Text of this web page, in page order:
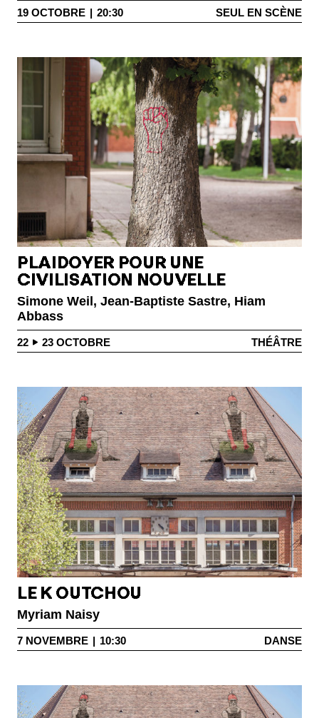
19 OCTOBRE | 20:30 SEUL EN SCÈNE
PLAIDOYER POUR UNE
CIVILISATION NOUVELLE
Simone Weil, Jean-Baptiste Sastre, Hiam
Abbass
22 23 OCTOBRE THÉÂTRE
LE K OUTCHOU
Myriam Naisy
7 NOVEMBRE | 10:30 DANSE